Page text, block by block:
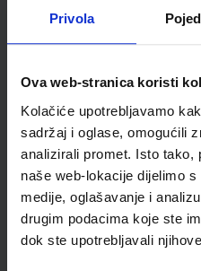
Privola
Ova web-stranica koristi
Kolačiće upotrebljavamo
sadržaj i oglase, omogućili
analizirali promet. Isto tako,
naše web-lokacije dijelimo
medije, oglašavanje i
drugim podacima koje ste
dok ste upotrebljavali
Vrsta školske knjige
Reg br min